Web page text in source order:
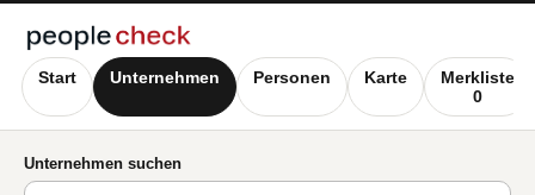
Start Unternehmen Personen Karte
Merkliste
0
Unternehmen suchen